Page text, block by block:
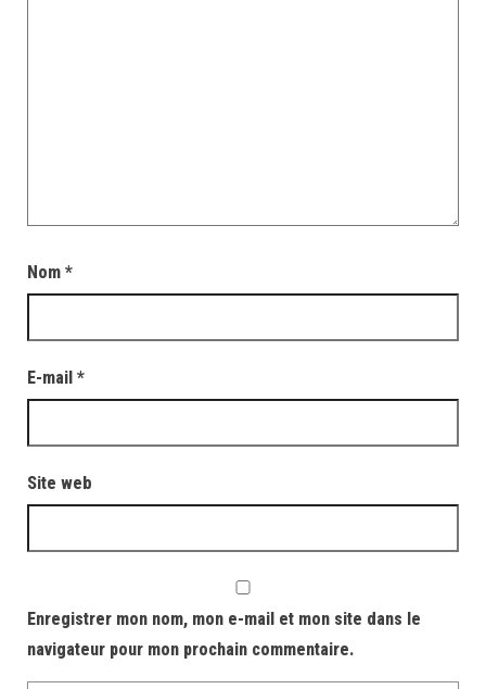
Nom *
E-mail *
Site web
Enregistrer mon nom, mon e-mail et mon site dans le
navigateur pour mon prochain commentaire.